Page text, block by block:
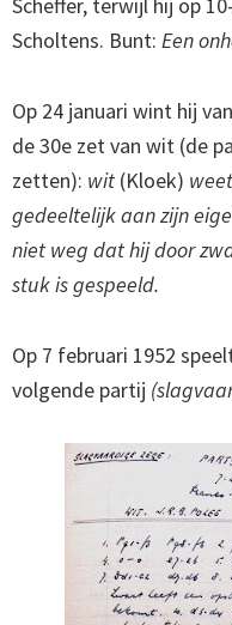
Scholtens. Bunt: Een
Op 24 januari wint hij
de 30e zet van wit (de
zetten): wit (Kloek)
gedeeltelijk aan zijn
niet weg dat hij door
stuk is gespeeld.
Op 7 februari 1952
volgende partij